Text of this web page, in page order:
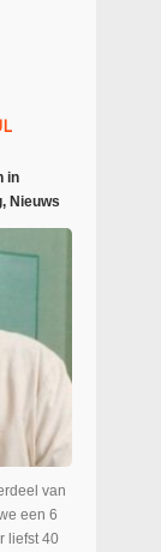
in
, Nieuws
van
een 6
liefst 40